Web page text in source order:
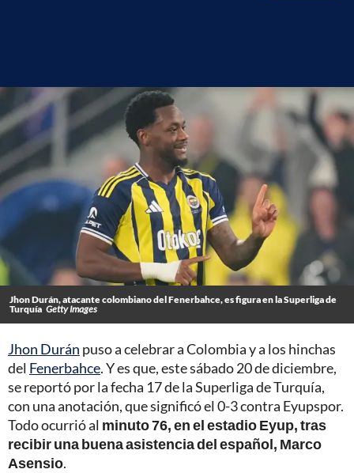
Jhon Durán, atacante colombiano del Fenerbahce, es figura en la Superliga de
Turquía Getty Images
Jhon Durán puso a celebrar a Colombia y a los hinchas
del Fenerbahce. Y es que, este sábado 20 de diciembre,
se reportó por la fecha 17 de la Superliga de Turquía,
con una anotación, que significó el 0-3 contra Eyupspor.
Todo ocurrió al minuto 76, en el estadio Eyup, tras
recibir una buena asistencia del español, Marco
Asensio.